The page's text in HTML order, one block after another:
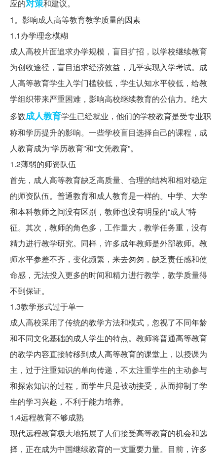
应的对策和建议。
1。影响成人高等教育教学质量的因素
1.1办学理念模糊
成人高校片面追求办学规模，盲目扩招，以学校继续教育
为创收途径，盲目追求经济效益，几乎实现入学考试。成
人高等教育学生入学门槛较低，学生认知水平较低，给教
学组织带来严重困难，影响高校继续教育的公信力。绝大
多数成人教育学生已经就业，他们的学校教育是受专业职
称和学历提升的影响。一些学校盲目选择自己的课程，成
人教育成为“学历教育”和“文凭教育”。
1.2薄弱的师资队伍
首先，成人高等教育缺乏高质量、合理的结构和相对稳定
的师资队伍。普通教育和成人教育是一样的。中学、大学
和本科教师之间没有区别，教师也没有明显的“成人”特
征。其次，教师的角色多，工作量大，教学任务重，没有
精力进行教学研究。同样，许多成年教师是外部教师。教
师水平参差不齐，变化频繁，来去匆匆，缺乏责任感和使
命感，无法投入更多的时间和精力进行教学，教学质量得
不到保证。
1.3教学形式过于单一
成人高校采用了传统的教学方法和模式，忽视了不同年龄
和不同文化基础的成人学生的特点。教师将普通高等教育
的教学内容直接转移到成人高等教育的课堂上，以授课为
主，过于注重知识的单向传递，不太注重学生的主动参与
和探索知识的过程，而学生只是被动接受，从而抑制了学
生的学习兴趣，不利于能力培养。
1.4远程教育不够成熟
现代远程教育极大地拓展了人们接受高等教育的机会和选
择，正在成为中国继续教育的一支重要力量。目前，许多